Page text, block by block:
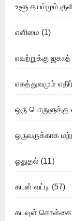
உளூ தயம்மும்
எளிமை (1)
எவற்றுக்கு ஜகாத்
ஏகத்துவமும்
ஒரு
ஒருவருக்காக
ஓதுதல் (11)
கடன் வட்டி (57)
கடவுள் கொள்கை